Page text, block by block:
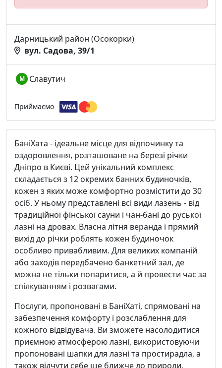
Дарницький район (Осокорки)
вул. Садова, 39/1
М Славутич
Приймаємо
БаніХата - ідеальне місце для відпочинку та
оздоровлення, розташоване на березі річки
Дніпро в Києві. Цей унікальний комплекс
складається з 12 окремих банних будиночків,
кожен з яких може комфортно розмістити до 30
осіб. У ньому представлені всі види лазень - від
традиційної фінської сауни і чан-бані до руської
лазні на дровах. Власна літня веранда і прямий
вихід до річки роблять кожен будиночок
особливо привабливим. Для великих компаній
або заходів передбачено банкетний зал, де
можна не тільки попаритися, а й провести час за
спілкуванням і розвагами.
Послуги, пропоновані в БаніХаті, спрямовані на
забезпечення комфорту і розслаблення для
кожного відвідувача. Ви зможете насолодитися
приємною атмосферою лазні, використовуючи
пропоновані шапки для лазні та простирадла, а
також відчути себе ще ближче до природи,